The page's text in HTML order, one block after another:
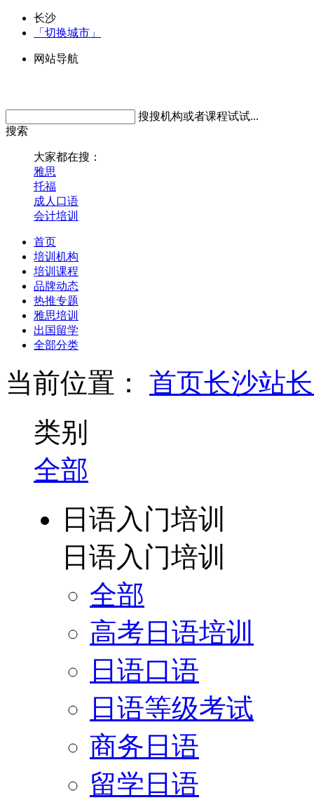
长沙
「切换城市」
网站导航
搜搜机构或者课程试试...
搜索
大家都在搜：
雅思
托福
成人口语
会计培训
首页
培训机构
培训课程
品牌动态
热推专题
雅思培训
出国留学
全部分类
当前位置： 首页长沙站
类别
全部
日语入门培训
日语入门培训
全部
高考日语培训
日语口语
日语等级考试
商务日语
留学日语